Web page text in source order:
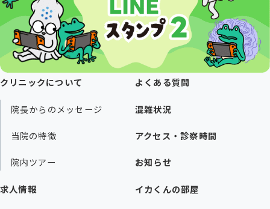
クリニックについて
院長からのメッセージ
当院の特徴
院内ツアー
求人情報
よくある質問
混雑状況
アクセス・診察時間
お知らせ
イカくんの部屋